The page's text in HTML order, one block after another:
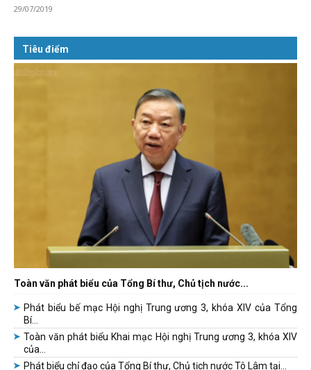
29/07/2019
Tiêu điểm
Toàn văn phát biểu của Tổng Bí thư, Chủ tịch nước...
Phát biểu bế mạc Hội nghị Trung ương 3, khóa XIV của Tổng
Bí...
Toàn văn phát biểu Khai mạc Hội nghị Trung ương 3, khóa XIV
của...
Phát biểu chỉ đạo của Tổng Bí thư, Chủ tịch nước Tô Lâm tại...